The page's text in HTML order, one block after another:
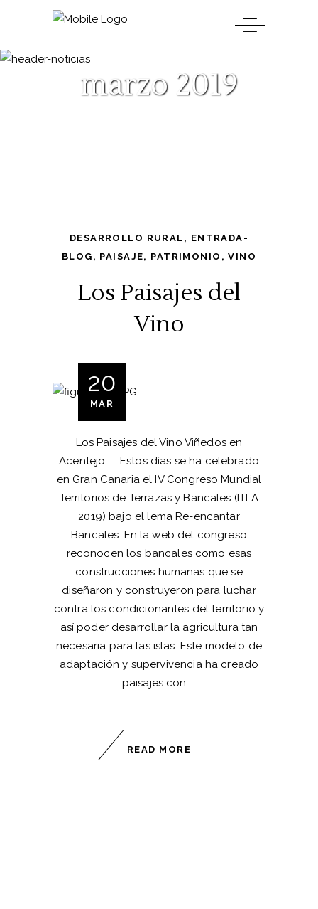
marzo 2019
DESARROLLO RURAL , ENTRADA-
BLOG , PAISAJE, PATRIMONIO ,VINO
Los Paisajes del
Vino
20
MAR
Los Paisajes del Vino Viñedos en
Acentejo Estos días se ha celebrado
en Gran Canaria el IV Congreso Mundial
Territorios de Terrazas y Bancales (ITLA
2019) bajo el lema Re-encantar
Bancales. En la web del congreso
reconocen los bancales como esas
construcciones humanas que se
diseñaron y construyeron para luchar
contra los condicionantes del territorio y
así poder desarrollar la agricultura tan
necesaria para las islas. Este modelo de
adaptación y supervivencia ha creado
paisajes con
READ MORE